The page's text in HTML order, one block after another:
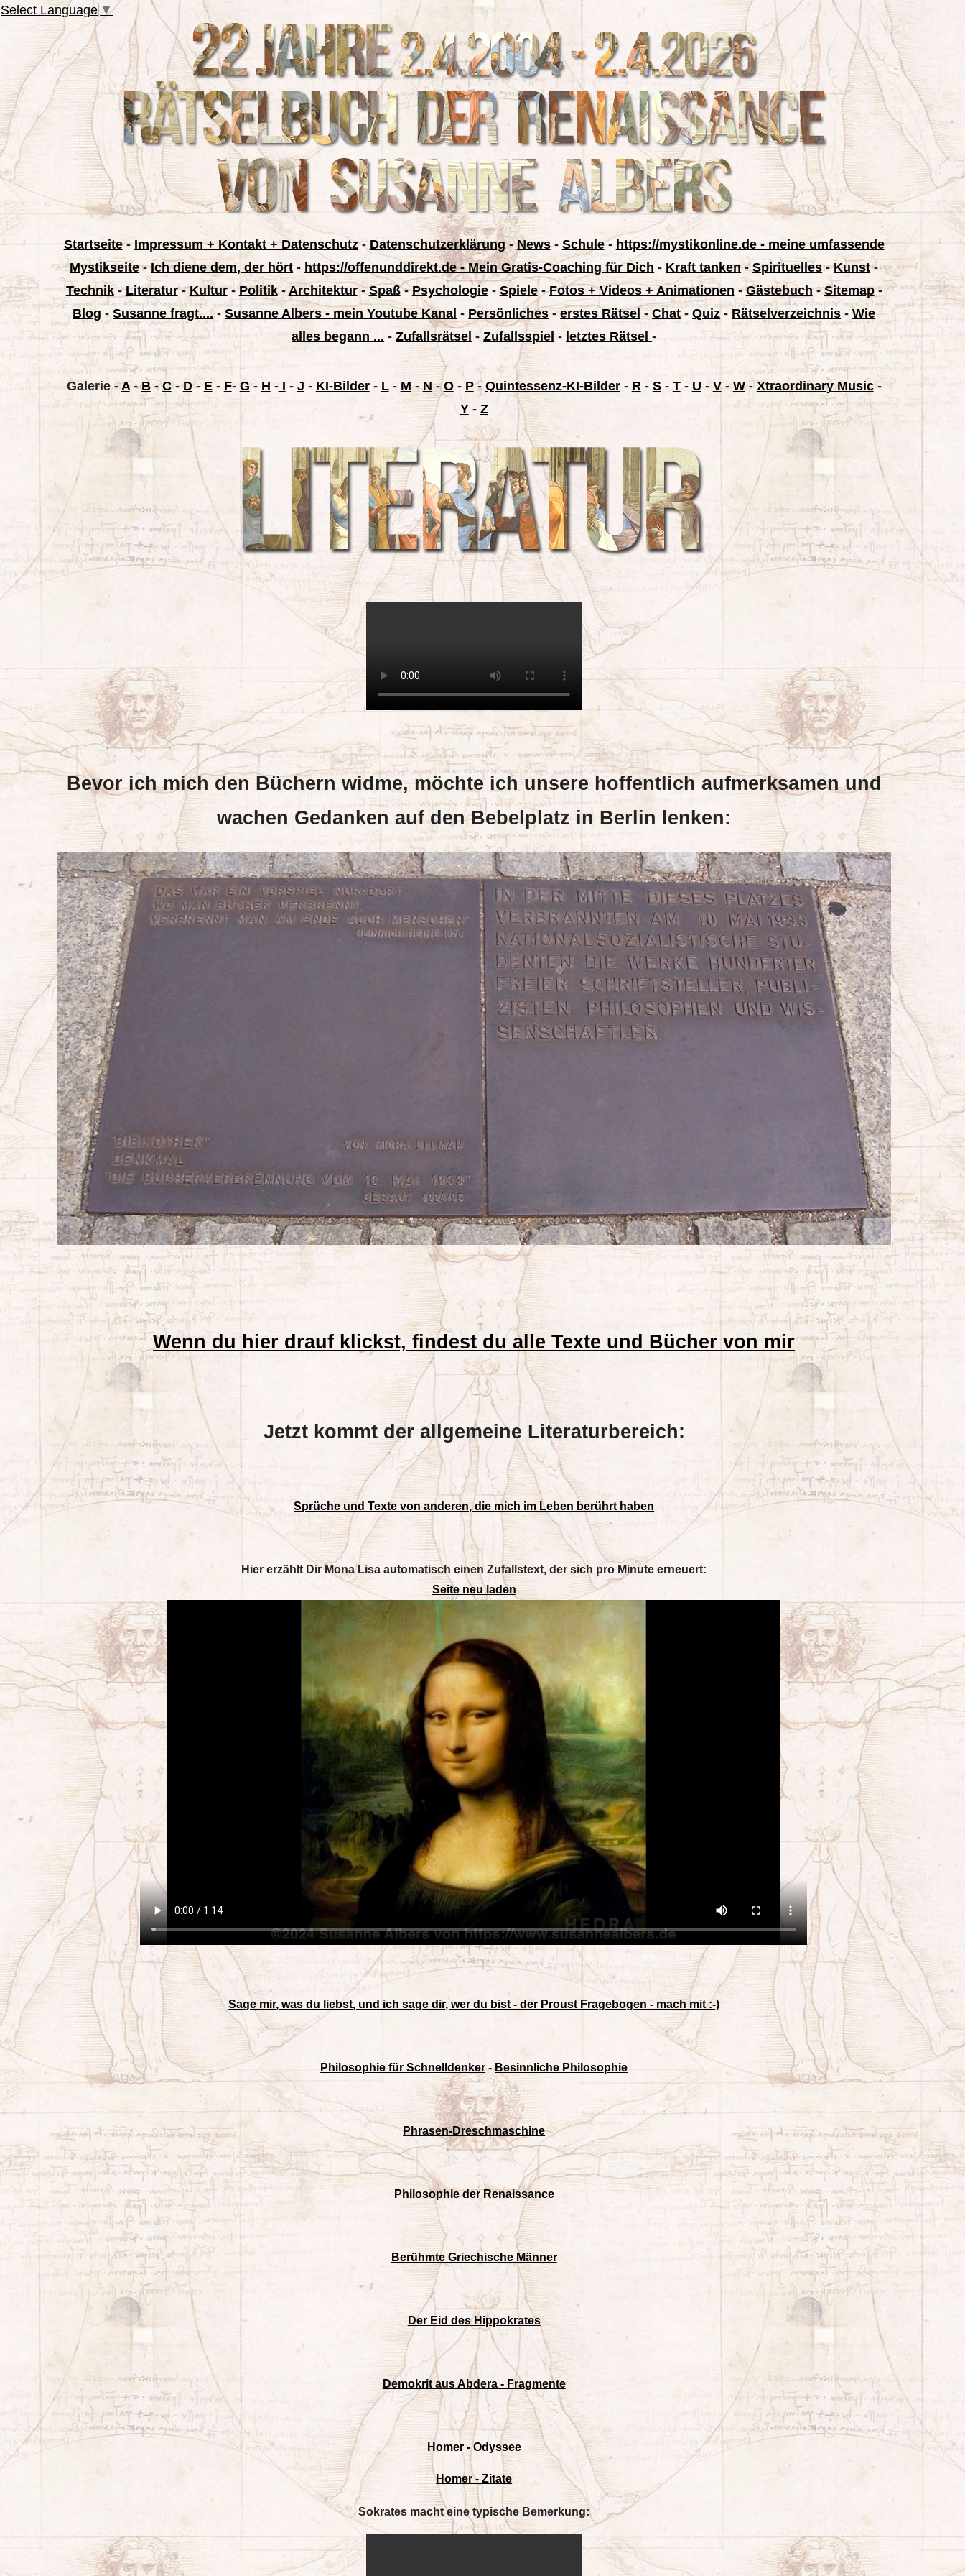
Select Language ▼
Startseite- Impressum + Kontakt + Datenschutz- Datenschutzerklärung-News- Schule- https://mystikonline.de - meine umfassende
Mystikseite-Ich diene dem, der hört - https://offenunddirekt.de - Mein Gratis-Coaching für Dich - Kraft tanken-Spirituelles-Kunst-
Technik-Literatur-Kultur-Politik-Architektur-Spaß-Psychologie- Spiele-Fotos + Videos + Animationen-Gästebuch-Sitemap-
Blog -Susanne fragt....-Susanne Albers - mein Youtube Kanal - Persönliches-erstes Rätsel-Chat -Quiz- Rätselverzeichnis -Wie
alles begann ... -Zufallsrätsel -Zufallsspiel - letztes Rätsel-
Galerie-A-B-C-D- E- F- G - H -I - J - KI-Bilder- L- M- N-O- P-Quintessenz-KI-Bilder- R - S- T- U - V-W- Xtraordinary Music-
Y- Z
Bevor ich mich den Büchern widme, möchte ich unsere hoffentlich aufmerksamen und
wachen Gedanken auf den Bebelplatz in Berlin lenken:
Wenn du hier drauf klickst, findest du alle Texte und Bücher von mir
Jetzt kommt der allgemeine Literaturbereich:
Sprüche und Texte von anderen, die mich im Leben berührt haben
Hier erzählt Dir Mona Lisa automatisch einen Zufallstext, der sich pro Minute erneuert:
Seite neu laden
Sage mir, was du liebst, und ich sage dir, wer du bist - der Proust Fragebogen - mach mit :-)
Philosophie für Schnelldenker-Besinnliche Philosophie
Phrasen-Dreschmaschine
Philosophie der Renaissance
Berühmte Griechische Männer
Der Eid des Hippokrates
Demokrit aus Abdera - Fragmente
Homer - Odyssee
Homer - Zitate
Sokrates macht eine typische Bemerkung: